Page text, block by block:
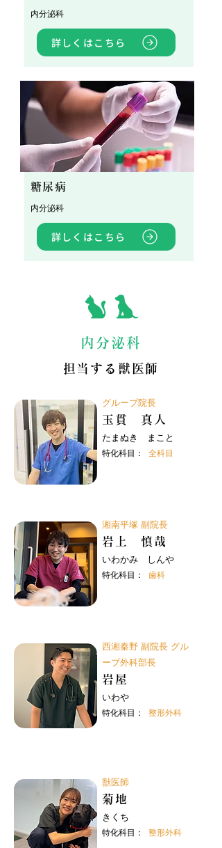
内分泌科
詳しくはこちら
糖尿病
内分泌科
詳しくはこちら
内分泌科
担当する獣医師
グループ院長
玉貫 真人
たまぬき まこと
特化科目： 全科目
湘南平塚 副院長
岩上 慎哉
いわかみ しんや
特化科目： 歯科
西湘秦野 副院長 グル
ープ外科部長
岩屋
いわや
特化科目： 整形外科
獣医師
菊地
きくち
特化科目： 整形外科